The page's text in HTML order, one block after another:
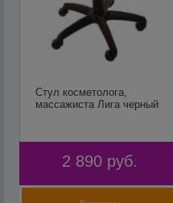
Стул косметолога,
массажиста Лига черный
2 890 руб.